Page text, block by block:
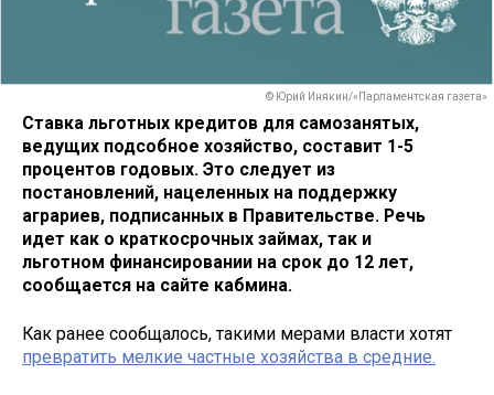
© Юрий Инякин/«Парламентская газета»
Ставка льготных кредитов для самозанятых,
ведущих подсобное хозяйство, составит 1-5
процентов годовых. Это следует из
постановлений, нацеленных на поддержку
аграриев, подписанных в Правительстве. Речь
идет как о краткосрочных займах, так и
льготном финансировании на срок до 12 лет,
сообщается на сайте кабмина.
Как ранее сообщалось, такими мерами власти хотят
превратить мелкие частные хозяйства в средние.